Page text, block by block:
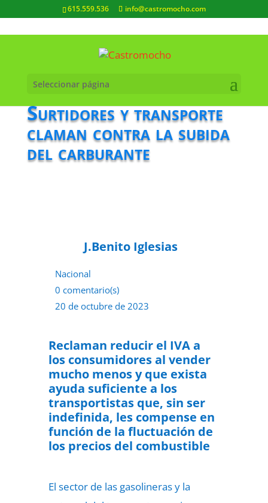
615.559.536 info@castromocho.com
Seleccionar página
Surtidores y transporte
claman contra la subida
del carburante
J.Benito Iglesias
Nacional
0 comentario(s)
20 de octubre de 2023
Reclaman reducir el IVA a
los consumidores al vender
mucho menos y que exista
ayuda suficiente a los
transportistas que, sin ser
indefinida, les compense en
función de la fluctuación de
los precios del combustible
El sector de las gasolineras y la